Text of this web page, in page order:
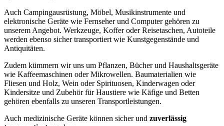
Auch Campingausrüstung, Möbel, Musikinstrumente und
elektronische Geräte wie Fernseher und Computer gehören zu
unserem Angebot. Werkzeuge, Koffer oder Reisetaschen, Autoteile
werden ebenso sicher transportiert wie Kunstgegenstände und
Antiquitäten.
Zudem kümmern wir uns um Pflanzen, Bücher und Haushaltsgeräte
wie Kaffeemaschinen oder Mikrowellen. Baumaterialien wie
Fliesen und Holz, Wein oder Spirituosen, Kinderwagen oder
Kindersitze und Zubehör für Haustiere wie Käfige und Betten
gehören ebenfalls zu unseren Transportleistungen.
Auch medizinische Geräte können sicher und zuverlässig